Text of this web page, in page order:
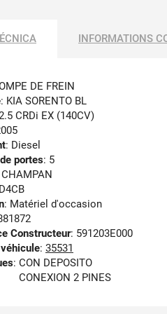
INFORMATIONS
DE FREIN
: KIA SORENTO BL
CRDi EX (140CV)
: Diesel
portes: 5
: Matériel d'occasion
Constructeur: 591203E000
: 35531
: CON DEPOSITO
CONEXION 2 PINES